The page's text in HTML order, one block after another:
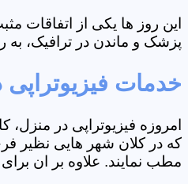
این روز ها یکی از اتفاقات
پزشک و ماندن در ترافیک، به
خدمات
امروزه فیزیوتراپی در
که در کلان شهر هایی نظیر
مطب نمایند. علاوه بر ان